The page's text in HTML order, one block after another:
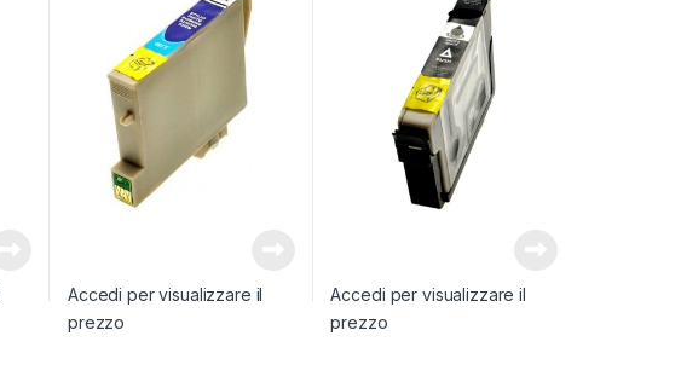
Accedi per visualizzare il
prezzo
Accedi per visualizzare il
prezzo